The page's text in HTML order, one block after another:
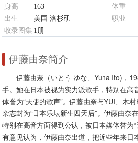
身高
163 体重
出生
美国 洛杉矶 职业
收录图集 1册
伊藤由奈简介
伊藤由奈（いとう ゆな、Yuna Ito)，
手。她在日本被视为实力派歌手，特别在高
体誉为“天使的歌声”。伊藤由奈与YUI、木
杂志封为“日本乐坛新生四天后”。伊藤由奈
特别在高音方面得到公认，被日本媒体誉为
有意见认为，伊藤由奈出道，把近些年来日